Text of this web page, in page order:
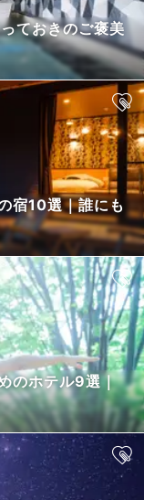
ておきのご褒美
宿10選｜誰にも
のホテル9選｜